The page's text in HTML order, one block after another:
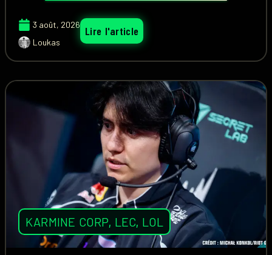
3 août, 2026
Loukas
Lire l'article
KARMINE CORP, LEC, LOL